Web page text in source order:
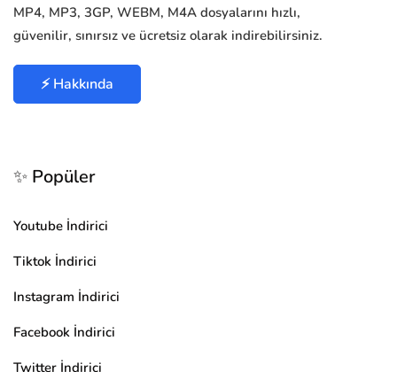
MP4, MP3, 3GP, WEBM, M4A dosyalarını hızlı,
güvenilir, sınırsız ve ücretsiz olarak indirebilirsiniz.
⚡ Hakkında
✨ Popüler
Youtube İndirici
Tiktok İndirici
Instagram İndirici
Facebook İndirici
Twitter İndirici